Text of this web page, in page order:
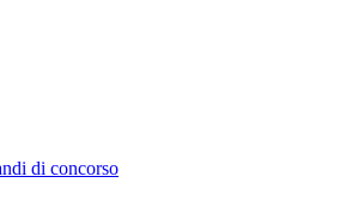
di concorso